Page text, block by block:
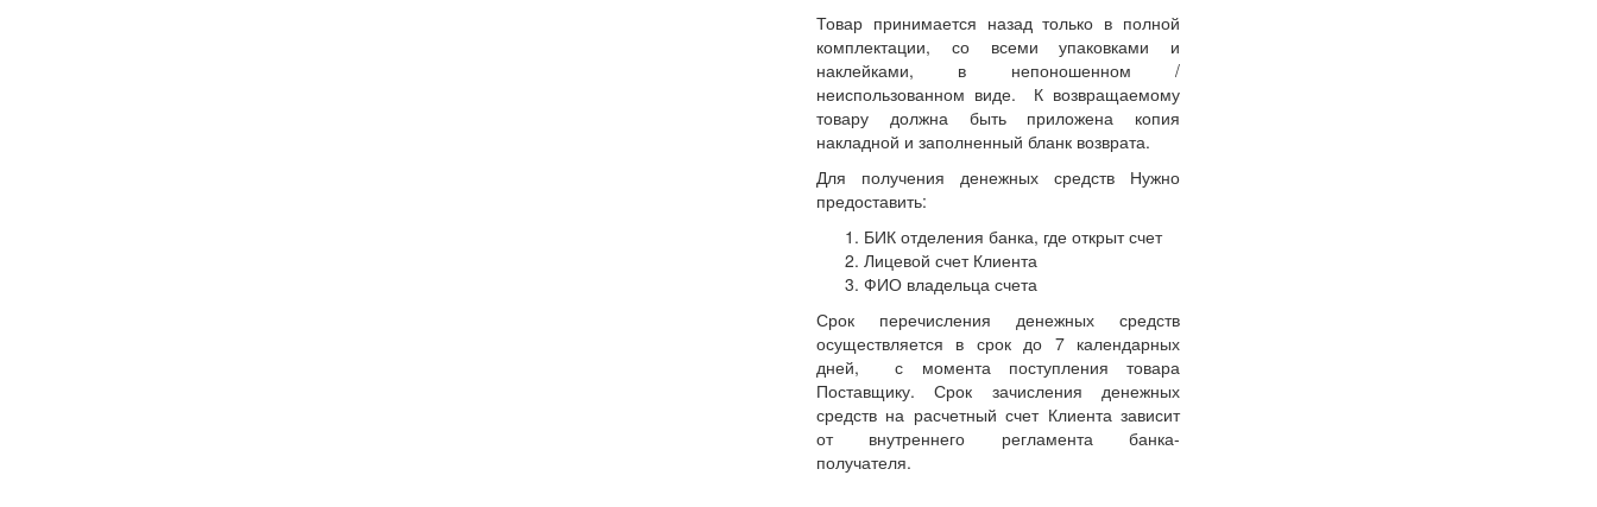
Товар принимается назад только в полной
комплектации, со всеми упаковками и
наклейками, в непоношенном /
неиспользованном виде. К возвращаемому
товару должна быть приложена копия
накладной и заполненный бланк возврата.
Для получения денежных средств Нужно
предоставить:
БИК отделения банка, где открыт счет
Лицевой счет Клиента
ФИО владельца счета
Срок перечисления денежных средств
осуществляется в срок до 7 календарных
дней, с момента поступления товара
Поставщику. Срок зачисления денежных
средств на расчетный счет Клиента зависит
от внутреннего регламента банка-
получателя.